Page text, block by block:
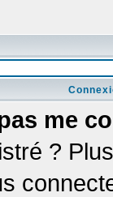
me
?